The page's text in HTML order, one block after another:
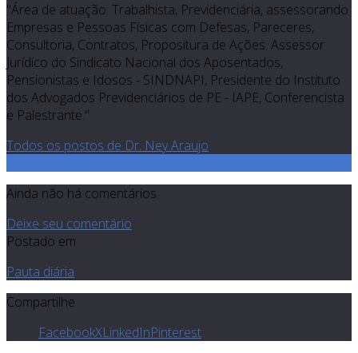
"Área de atuação: Trabalhista, Previdenciária, assessorando
Empresas e Pessoas Físicas com Defesas, Pareceres,
Consultoria, Contratos, Propositura de Ações. Assessor
Jurídico do Sindicato Nacional dos Aposentados,
Pensionistas e Idosos - SINDNAPI, Presidente do Instituto
dos Advogados Previdenciários de PE - IAPE, Conferencista
e Palestrante."
Todos os postos de Dr. Ney Araujo
Ainda não há comentários.
Deixe seu comentário
Postado em
Pauta diária
Compartilhe
FacebookXLinkedInPinterest